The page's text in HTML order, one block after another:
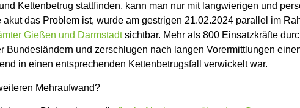
Kettenbetrug stattfinden, kann man nur mit langwierigen und
das Problem ist, wurde am gestrigen 21.02.2024 parallel im
Gießen und Darmstadtsichtbar. Mehr als 800 Einsatzkräfte
Bundesländern und zerschlugen nach langen Vorermittlungen
in einen entsprechenden Kettenbetrugsfall verwickelt war.
Mehraufwand?